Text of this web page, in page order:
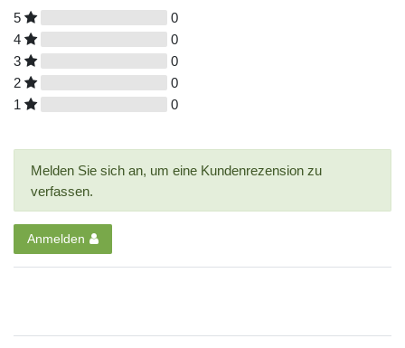
5
0
4
0
3
0
2
0
1
0
Melden Sie sich an, um eine Kundenrezension zu
verfassen.
Anmelden